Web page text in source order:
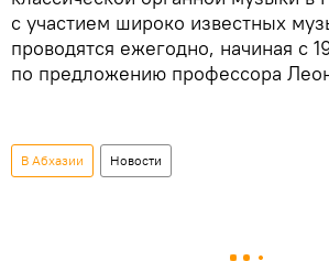
с участием широко известных
проводятся ежегодно, начиная с
по предложению профессора
В Абхазии Новости